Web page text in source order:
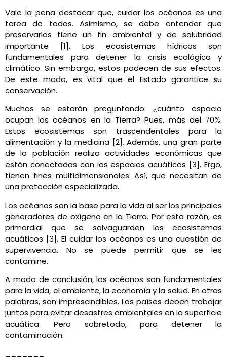
Vale la pena destacar que, cuidar los océanos es una
tarea de todos. Asimismo, se debe entender que
preservarlos tiene un fin ambiental y de salubridad
importante [1]. Los ecosistemas hídricos son
fundamentales para detener la crisis ecológica y
climático. Sin embargo, estos padecen de sus efectos.
De este modo, es vital que el Estado garantice su
conservación.
Muchos se estarán preguntando: ¿cuánto espacio
ocupan los océanos en la Tierra? Pues, más del 70%.
Estos ecosistemas son trascendentales para la
alimentación y la medicina [2]. Además, una gran parte
de la población realiza actividades económicas que
están conectadas con los espacios acuáticos [3]. Ergo,
tienen fines multidimensionales. Así, que necesitan de
una protección especializada.
Los océanos son la base para la vida al ser los principales
generadores de oxígeno en la Tierra. Por esta razón, es
primordial que se salvaguarden los ecosistemas
acuáticos [3]. El cuidar los océanos es una cuestión de
supervivencia. No se puede permitir que se les
contamine.
A modo de conclusión, los océanos son fundamentales
para la vida, el ambiente, la economía y la salud. En otras
palabras, son imprescindibles. Los países deben trabajar
juntos para evitar desastres ambientales en la superficie
acuática. Pero sobretodo, para detener la
contaminación.